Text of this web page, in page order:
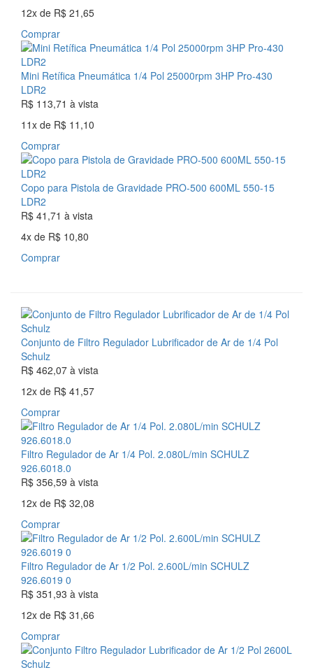
12x de R$ 21,65
Comprar
Mini Retífica Pneumática 1/4 Pol 25000rpm 3HP Pro-430
LDR2
R$ 113,71 à vista
11x de R$ 11,10
Comprar
Copo para Pistola de Gravidade PRO-500 600ML 550-15
LDR2
R$ 41,71 à vista
4x de R$ 10,80
Comprar
Conjunto de Filtro Regulador Lubrificador de Ar de 1/4 Pol
Schulz
R$ 462,07 à vista
12x de R$ 41,57
Comprar
Filtro Regulador de Ar 1/4 Pol. 2.080L/min SCHULZ
926.6018.0
R$ 356,59 à vista
12x de R$ 32,08
Comprar
Filtro Regulador de Ar 1/2 Pol. 2.600L/min SCHULZ
926.6019 0
R$ 351,93 à vista
12x de R$ 31,66
Comprar